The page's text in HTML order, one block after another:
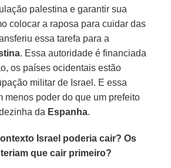
palestina e garantir sua
colocar a raposa para cuidar das
essa tarefa para a
. Essa autoridade é financiada
os países ocidentais estão
militar de Israel. E essa
menos poder do que um prefeito
da Espanha.
Israel poderia cair? Os
que cair primeiro?